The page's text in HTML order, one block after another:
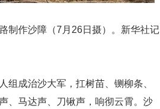
制作沙障（7月26日摄）。新华社记
组成治沙大军，扛树苗、铡柳条、
、马达声、刀锹声，响彻云霄。沙